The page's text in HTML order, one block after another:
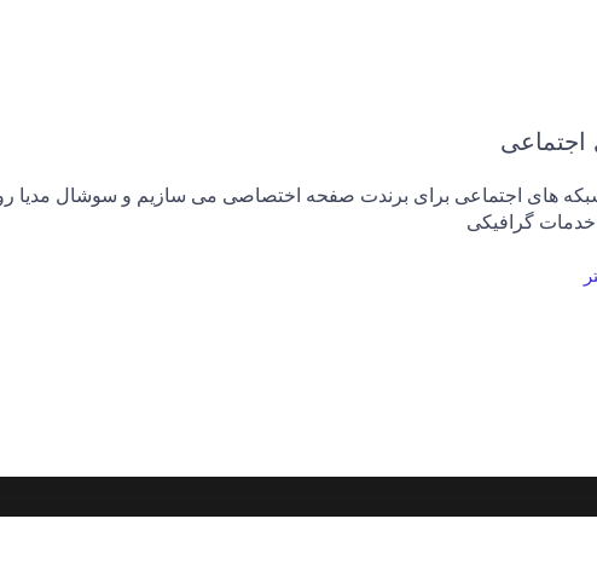
اجتماعی
های اجتماعی برای برندت صفحه اختصاصی می سازیم و سوشال مدیا
خدمات گرافیکی